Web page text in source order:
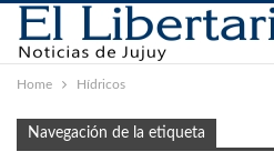
Home Hídricos
Navegación de la etiqueta